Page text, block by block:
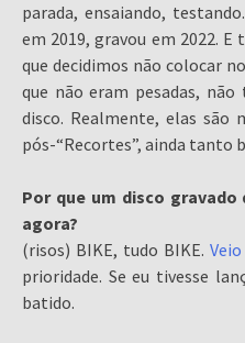
parada, ensaiando,
em 2019, gravou em 2022.
que decidimos não colocar
que não eram pesadas,
disco. Realmente, elas são
pós-“Recortes”, ainda tanto
Por que um disco
agora?
(risos) BIKE, tudo BIKE.
prioridade. Se eu tivesse
batido.